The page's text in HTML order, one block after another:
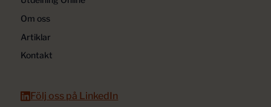
Om oss
Artiklar
Kontakt
Följ oss på LinkedIn